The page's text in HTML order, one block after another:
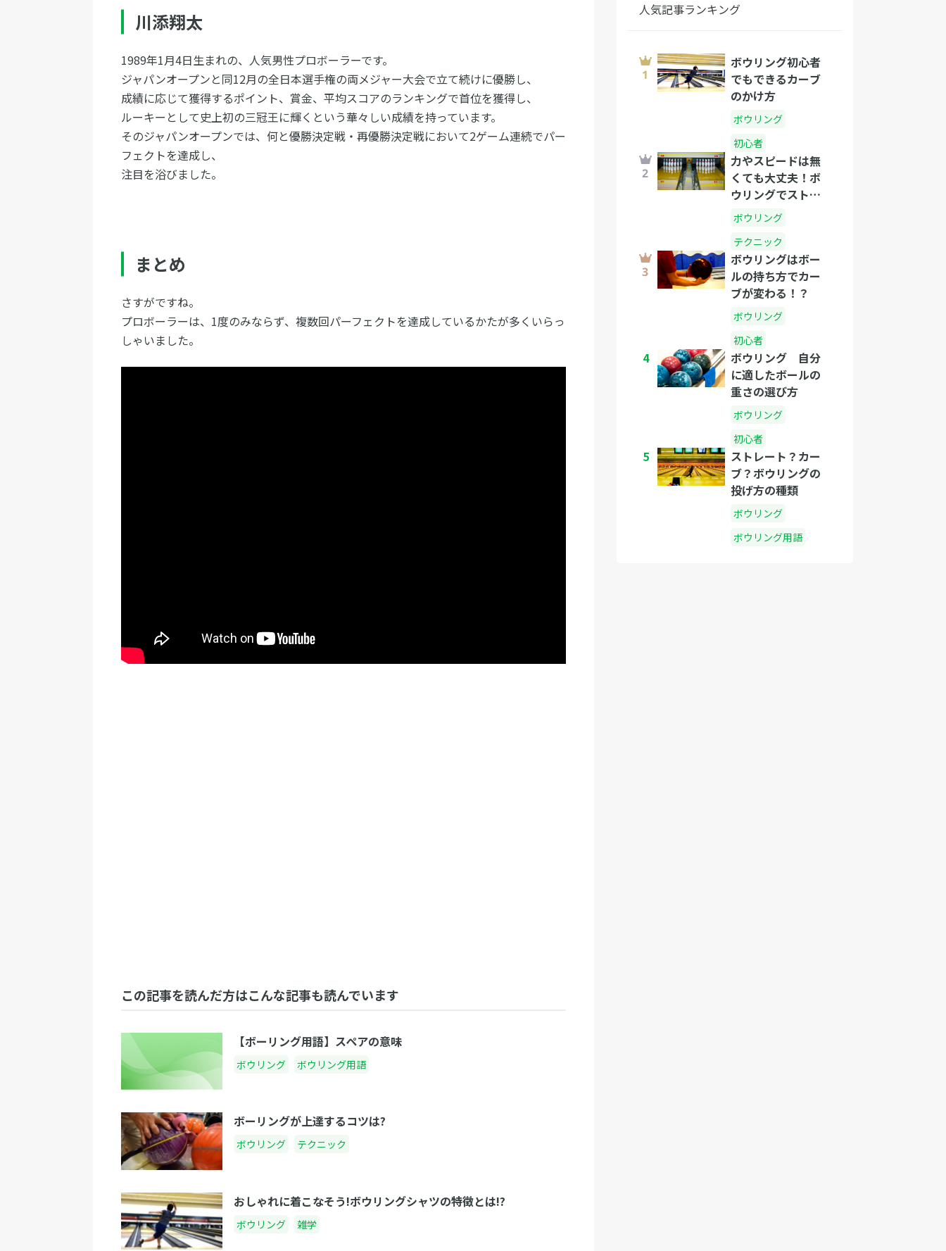
川添翔太
1989年1月4日生まれの、人気男性プロボーラーです。
ジャパンオープンと同12月の全日本選手権の両メジャー大会で立て続けに優勝し、
成績に応じて獲得するポイント、賞金、平均スコアのランキングで首位を獲得し、
ルーキーとして史上初の三冠王に輝くという華々しい成績を持っています。
そのジャパンオープンでは、何と優勝決定戦・再優勝決定戦において2ゲーム連続でパー
フェクトを達成し、
注目を浴びました。
まとめ
さすがですね。
プロボーラーは、1度のみならず、複数回パーフェクトを達成しているかたが多くいらっ
しゃいました。
この記事を読んだ方はこんな記事も読んでいます
【ボーリング用語】スペアの意味
ボウリング ボウリング用語
ボーリングが上達するコツは?
ボウリング テクニック
おしゃれに着こなそう!ボウリングシャツの特徴とは!?
ボウリング 雑学
人気記事ランキング
ボウリング初心者
でもできるカーブ
のかけ方
ボウリング
初心者
力やスピードは無
くても大丈夫！ボ
ウリングでストラ
イクを出すコツ
ボウリング
テクニック
ボウリングはボー
ルの持ち方でカー
ブが変わる！？
ボウリング
初心者
4
ボウリング 自分
に適したボールの
重さの選び方
ボウリング
初心者
5
ストレート？カー
ブ？ボウリングの
投げ方の種類
ボウリング
ボウリング用語